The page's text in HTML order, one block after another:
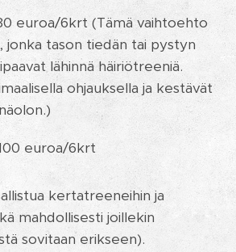
euroa/6krt (Tämä vaihtoehto
jonka tason tiedän tai pystyn
lähinnä häiriötreeniä.
ohjauksella ja kestävät
euroa/6krt
kertatreeneihin ja
mahdollisesti joillekin
sovitaan erikseen).